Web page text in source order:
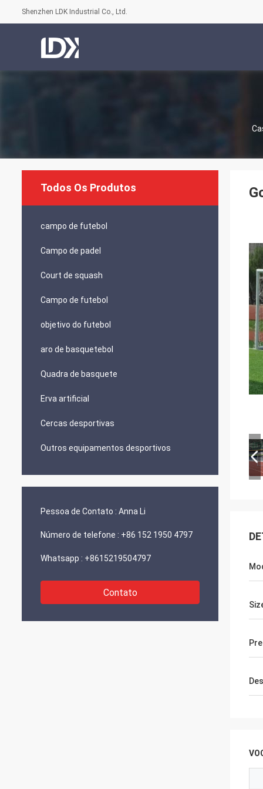
Shenzhen LDK Industrial Co., Ltd.
Todos Os Produtos
campo de futebol
Campo de padel
Court de squash
Campo de futebol
objetivo do futebol
aro de basquetebol
Quadra de basquete
Erva artificial
Cercas desportivas
Outros equipamentos desportivos
Pessoa de Contato : Anna Li
Número de telefone : +86 152 1950 4797
Whatsapp : +8615219504797
Contato